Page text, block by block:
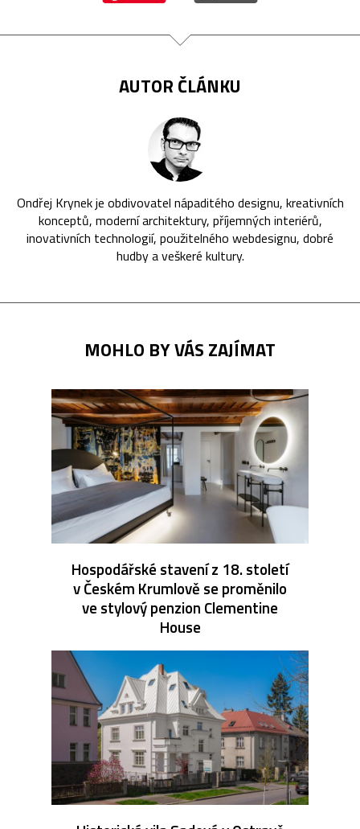
AUTOR ČLÁNKU
Ondřej Krynek je obdivovatel nápaditého designu, kreativních
konceptů, moderní architektury, příjemných interiérů,
inovativních technologií, použitelného webdesignu, dobré
hudby a veškeré kultury.
MOHLO BY VÁS ZAJÍMAT
Hospodářské stavení z 18. století
v Českém Krumlově se proměnilo
ve stylový penzion Clementine
House